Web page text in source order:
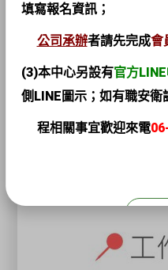
填寫報名資訊；
公司承辦者請先完成會
(3)本中心另設有官方
側LINE圖示；如有職安衛
程相關事宜歡迎來電